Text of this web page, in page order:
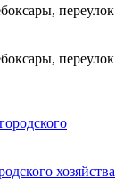
переулок
переулок
хозяйства